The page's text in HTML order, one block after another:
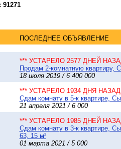
ПОСЛЕДНЕЕ ОБЪЯВЛЕНИЕ
*** УСТАРЕЛО 2577 ДНЕЙ
Продам 2-комнатную квартиру,
18 июля 2019 / 6 400 000
*** УСТАРЕЛО 1934 ДНЯ НАЗАД
Сдам комнату в 5-к квартире,
21 апреля 2021 / 6 000
*** УСТАРЕЛО 1985 ДНЕЙ
Сдам комнату в 3-к квартире,
63, 15 м²
01 марта 2021 / 5 000